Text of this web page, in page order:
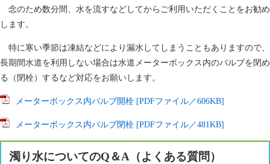
念のため数分間、水を流すなどしてからご利用いただくことをお勧め
します。
特に寒い季節は凍結などにより漏水してしまうこともありますので、
長期間水道を利用しない場合は水道メーターボックス内のバルブを閉め
る（閉栓）するなど対応をお願いします。
メーターボックス内バルブ開栓 [PDFファイル／606KB]
メーターボックス内バルブ閉栓 [PDFファイル／481KB]
濁り水についてのQ＆A（よくある質問）